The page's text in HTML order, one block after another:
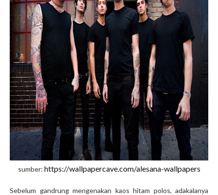
sumber: https://wallpapercave.com/alesana-wallpapers
Sebelum gandrung mengenakan kaos hitam polos, adakalanya